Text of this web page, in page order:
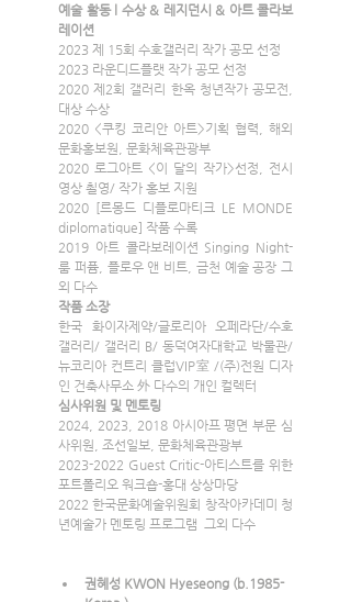
예술 활동 l 수상 & 레지던시 & 아트 콜라보
레이션
2023 제 15회 수호갤러리 작가 공모 선정
2023 라운디드플랫 작가 공모 선정
2020 제2회 갤러리 한옥 청년작가 공모전,
대상 수상
2020 <쿠킹 코리안 아트>기획 협력, 해외
문화홍보원, 문화체육관광부
2020 로그아트 <이 달의 작가>선정, 전시
영상 쵤영/ 작가 홍보 지원
2020 [르몽드 디플로마티크 LE MONDE
diplomatique] 작품 수록
2019 아트 콜라보레이션 Singing Night-
룸 퍼퓸, 플로우 앤 비트, 금천 예술 공장 그
외 다수
작품 소장
한국 화이자제약/글로리아 오페라단/수호
갤러리/ 갤러리 B/ 동덕여자대학교 박물관/
뉴코리아 컨트리 클럽VIP室 /(주)전원 디자
인 건축사무소 外 다수의 개인 컬렉터
심사위원 및 멘토링
2024, 2023, 2018 아시아프 평면 부문 심
사위원, 조선일보, 문화체육관광부
2023-2022 Guest Critic-아티스트를 위한
포트폴리오 워크숍-홍대 상상마당
2022 한국문화예술위원회 창작아카데미 청
년예술가 멘토링 프로그램  그외 다수
권혜성 KWON Hyeseong (b.1985-